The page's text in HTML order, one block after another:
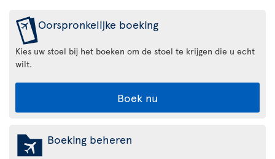
Oorspronkelijke boeking
Kies uw stoel bij het boeken om de stoel te krijgen die u echt
wilt.
Boek nu
Boeking beheren